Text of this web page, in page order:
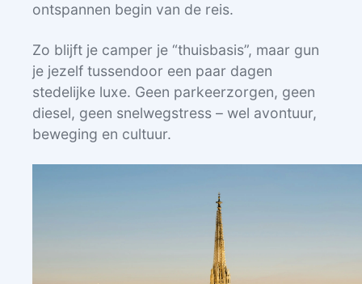
ontspannen begin van de reis.
Zo blijft je camper je “thuisbasis”, maar gun
je jezelf tussendoor een paar dagen
stedelijke luxe. Geen parkeerzorgen, geen
diesel, geen snelwegstress – wel avontuur,
beweging en cultuur.